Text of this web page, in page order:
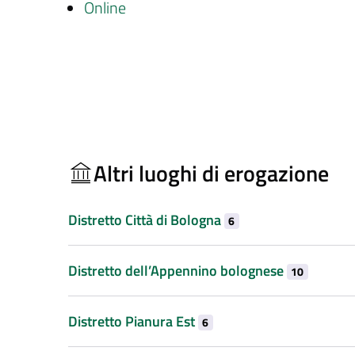
Online
Altri luoghi di erogazione
Distretto Città di Bologna 6
Distretto dell’Appennino bolognese 10
Distretto Pianura Est 6